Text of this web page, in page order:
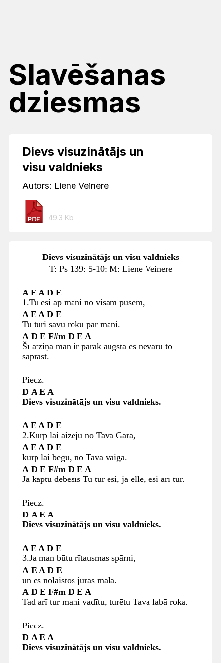
Slavēšanas
dziesmas
Dievs visuzinātājs un
visu valdnieks
Autors: Liene Veinere
49.3 Kb
Dievs visuzinātājs un visu valdnieks
T: Ps 139: 5-10: M: Liene Veinere
A E A D E
1.Tu esi ap mani no visām pusēm,
A E A D E
Tu turi savu roku pār mani.
A D E F#m D E A
Šī atziņa man ir pārāk augsta es nevaru to
saprast.
Piedz.
D A E A
Dievs visuzinātājs un visu valdnieks.
A E A D E
2.Kurp lai aizeju no Tava Gara,
A E A D E
kurp lai bēgu, no Tava vaiga.
A D E F#m D E A
Ja kāptu debesīs Tu tur esi, ja ellē, esi arī tur.
Piedz.
D A E A
Dievs visuzinātājs un visu valdnieks.
A E A D E
3.Ja man būtu rītausmas spārni,
A E A D E
un es nolaistos jūras malā.
A D E F#m D E A
Tad arī tur mani vadītu, turētu Tava labā roka.
Piedz.
D A E A
Dievs visuzinātājs un visu valdnieks.